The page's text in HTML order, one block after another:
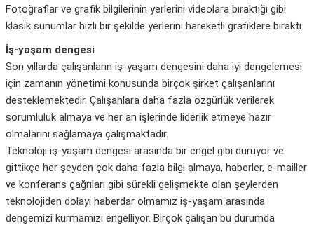
Fotoğraflar ve grafik bilgilerinin yerlerini videolara bıraktığı gibi
klasik sunumlar hızlı bir şekilde yerlerini hareketli grafiklere bıraktı.
İş-yaşam dengesi
Son yıllarda çalışanların iş-yaşam dengesini daha iyi dengelemesi
için zamanın yönetimi konusunda birçok şirket çalışanlarını
desteklemektedir. Çalışanlara daha fazla özgürlük verilerek
sorumluluk almaya ve her an işlerinde liderlik etmeye hazır
olmalarını sağlamaya çalışmaktadır.
Teknoloji iş-yaşam dengesi arasında bir engel gibi duruyor ve
gittikçe her şeyden çok daha fazla bilgi almaya, haberler, e-mailler
ve konferans çağrıları gibi sürekli gelişmekte olan şeylerden
teknolojiden dolayı haberdar olmamız iş-yaşam arasında
dengemizi kurmamızı engelliyor. Birçok çalışan bu durumda